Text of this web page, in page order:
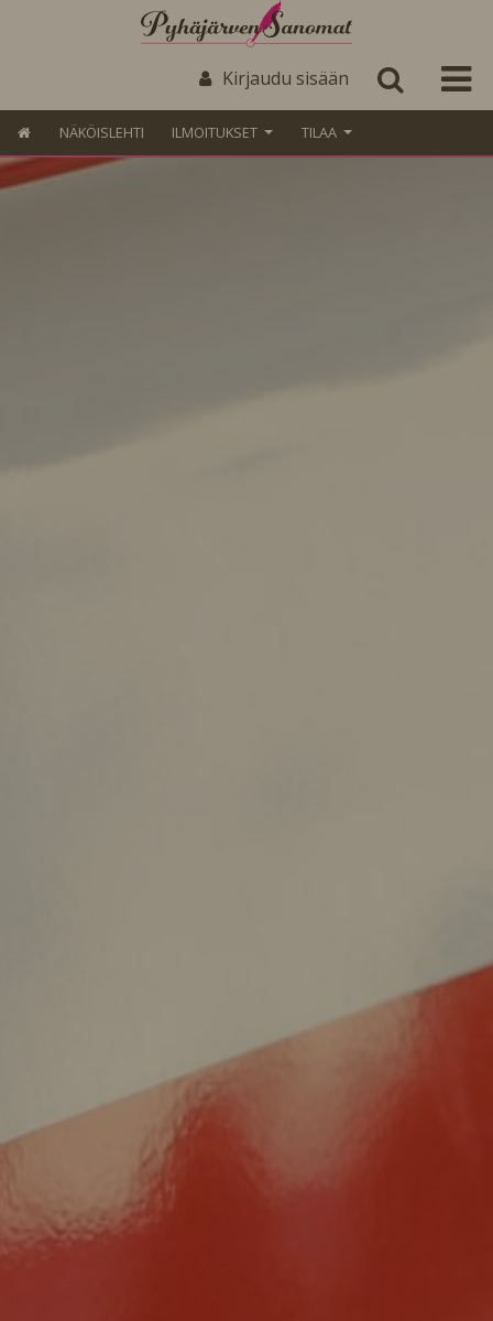
Kirjaudu sisään
NÄKÖISLEHTI ILMOITUKSET TILAA